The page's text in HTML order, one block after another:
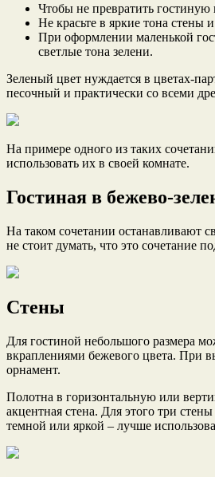
Чтобы не превратить гостиную
Не красьте в яркие тона стены
При оформлении маленькой
светлые тона зелени.
Зеленый цвет нуждается в цветах-
песочный и практически со всеми
На примере одного из таких
использовать их в своей комнате.
Гостиная в бежево-
На таком сочетании останавливают
не стоит думать, что это сочетание
Стены
Для гостиной небольшого размера
вкраплениями бежевого цвета. При
орнамент.
Полотна в горизонтальную или
акцентная стена. Для этого три
темной или яркой – лучше